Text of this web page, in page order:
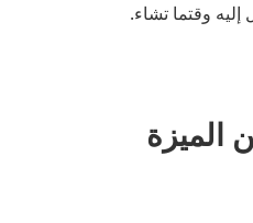
وقتما تشاء.
الميزة